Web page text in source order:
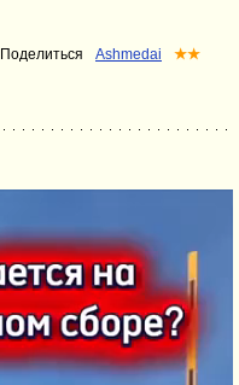
Поделиться Ashmedai ★★